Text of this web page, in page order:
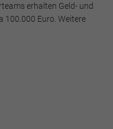
erhalten Geld- und
100.000 Euro. Weitere